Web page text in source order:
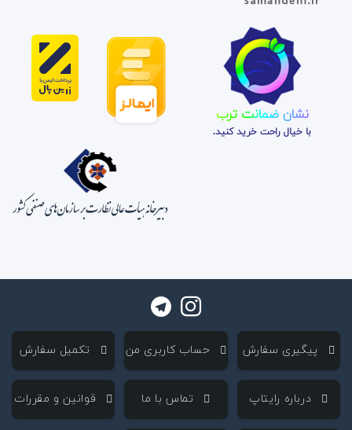
نشان ضمانت ترب
با خیال راحت خرید کنید.
‌ پیگیری سفارش ‌ حساب کاربری من ‌ تکمیل سفارش
‌ درباره رایتاپ ‌ تماس با ما ‌ قوانین و مقررات